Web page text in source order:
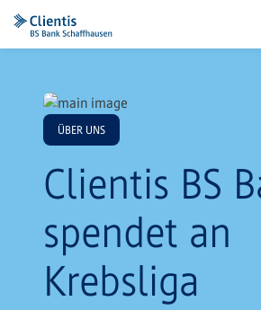
ÜBER UNS
Clientis BS
spendet an
Krebsliga